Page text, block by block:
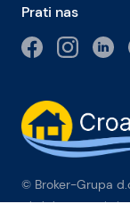
Prati nas
© Broker-Grupa
Obala kneza